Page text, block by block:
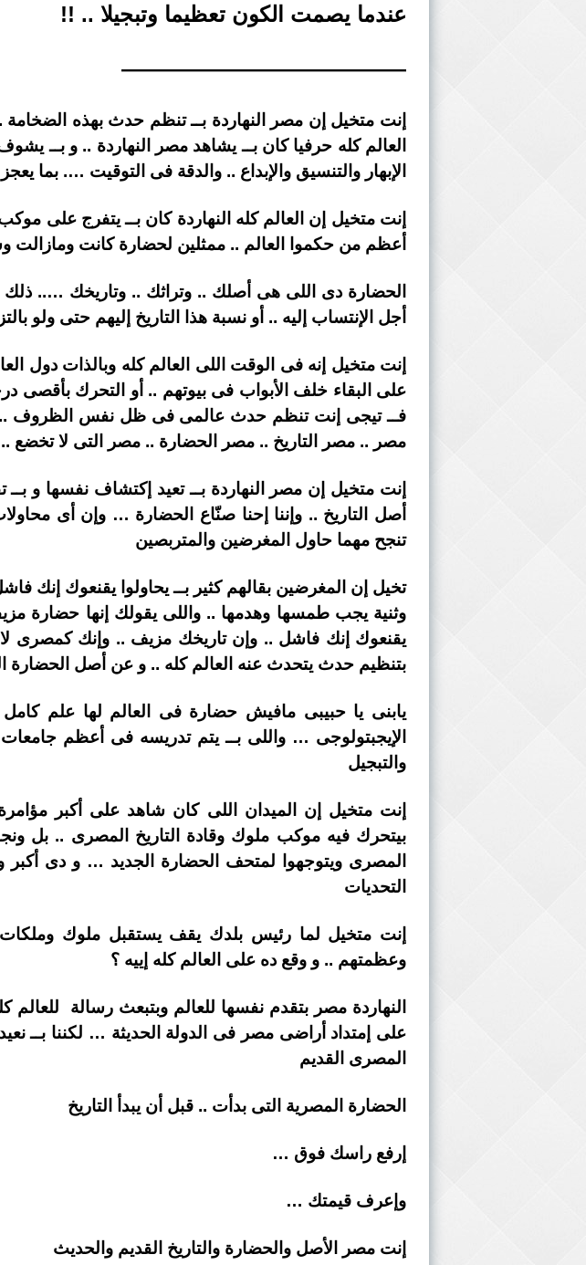
عندما يصمت الكون تعظيما وتبجيلا .. !!
—————————————
العالم كله حرفيا كان بــ يشاهد مصر النهاردة .. و بــ
الإبهار والتنسيق والإبداع .. والدقة فى التوقيت …. بما
أعظم من حكموا العالم .. ممثلين لحضارة كانت ومازالت
الحضارة دى اللى هى أصلك .. وتراثك .. وتاريخك ….. ذلك
أجل الإنتساب إليه .. أو نسبة هذا التاريخ إليهم حتى ولو
إنت متخيل إنه فى الوقت اللى العالم كله وبالذات دول
على البقاء خلف الأبواب فى بيوتهم .. أو التحرك
فــ تيجى إنت تنظم حدث عالمى فى ظل نفس الظروف .. و
مصر .. مصر التاريخ .. مصر الحضارة .. مصر التى لا تخضع
إنت متخيل إن مصر النهاردة بــ تعيد إكتشاف نفسها و
أصل التاريخ .. وإننا إحنا صنّاع الحضارة … وإن أى
تنجح مهما حاول المغرضين والمتربصين
تخيل إن المغرضين بقالهم كثير بــ يحاولوا يقنعوك
وثنية يجب طمسها وهدمها .. واللى يقولك إنها حضارة
يقنعوك إنك فاشل .. وإن تاريخك مزيف .. وإنك كمصرى لا
بتنظيم حدث يتحدث عنه العالم كله .. و عن أصل الحضارة
يابنى يا حبيبى مافيش حضارة فى العالم لها علم
الإيجبتولوجى … واللى بــ يتم تدريسه فى أعظم
والتبجيل
إنت متخيل إن الميدان اللى كان شاهد على أكبر
بيتحرك فيه موكب ملوك وقادة التاريخ المصرى .. بل
المصرى ويتوجهوا لمتحف الحضارة الجديد … و دى
التحديات
إنت متخيل لما رئيس بلدك يقف يستقبل ملوك وملكات
وعظمتهم .. و وقع ده على العالم كله إييه ؟
النهاردة مصر بتقدم نفسها للعالم وبتبعث رسالة
على إمتداد أراضى مصر فى الدولة الحديثة … لكننا بــ
المصرى القديم
الحضارة المصرية التى بدأت .. قبل أن يبدأ التاريخ
إرفع راسك فوق …
وإعرف قيمتك …
إنت مصر الأصل والحضارة والتاريخ القديم والحديث